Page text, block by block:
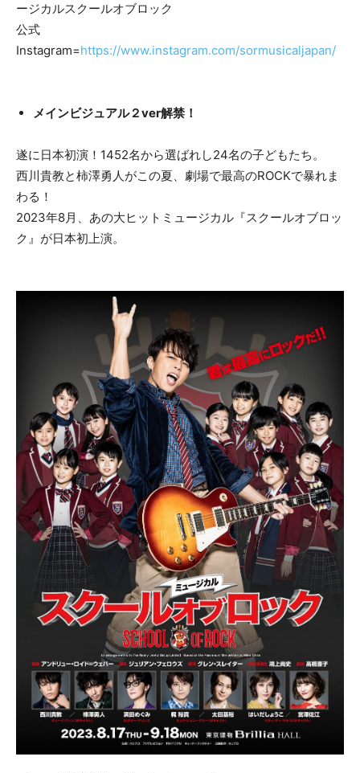
ージカルスクールオブロック
公式
Instagram=https://www.instagram.com/sormusicaljapan/
メインビジュアル２ver解禁！
遂に日本初演！1452名から選ばれし24名の子どもたち。
西川貴教と柿澤勇人がこの夏、劇場で最高のROCKで暴れま
わる！
2023年8月、あの大ヒットミュージカル『スクールオブロッ
ク』が日本初上演。